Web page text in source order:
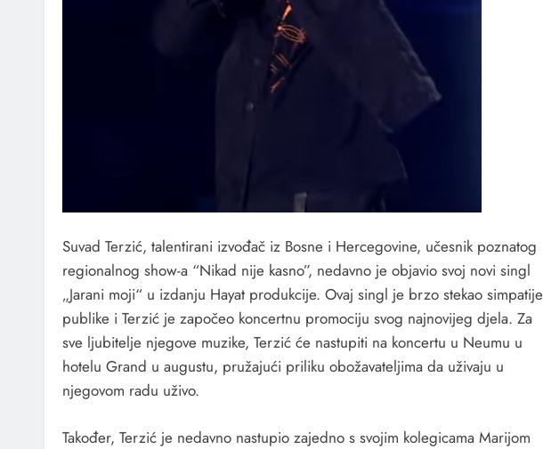
Suvad Terzić, talentirani izvođač iz Bosne i Hercegovine, učesnik poznatog
regionalnog show-a “Nikad nije kasno”, nedavno je objavio svoj novi singl
„Jarani moji“ u izdanju Hayat produkcije. Ovaj singl je brzo stekao simpatije
publike i Terzić je započeo koncertnu promociju svog najnovijeg djela. Za
sve ljubitelje njegove muzike, Terzić će nastupiti na koncertu u Neumu u
hotelu Grand u augustu, pružajući priliku obožavateljima da uživaju u
njegovom radu uživo.
Također, Terzić je nedavno nastupio zajedno s svojim kolegicama Marijom